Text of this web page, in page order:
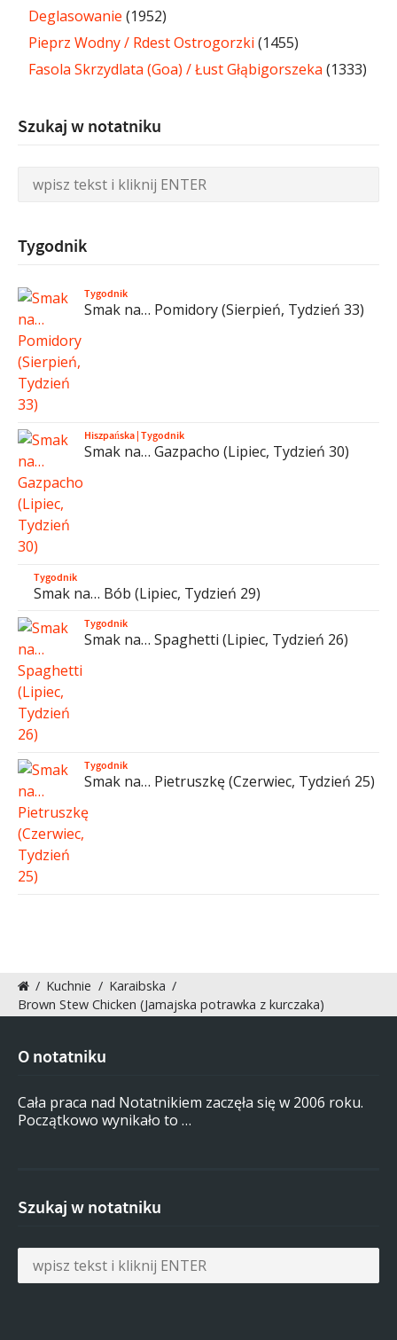
Deglasowanie (1952)
Pieprz Wodny / Rdest Ostrogorzki (1455)
Fasola Skrzydlata (Goa) / Łust Głąbigorszeka (1333)
Szukaj w notatniku
Tygodnik
Tygodnik
Smak na… Pomidory (Sierpień, Tydzień 33)
Hiszpańska|Tygodnik
Smak na… Gazpacho (Lipiec, Tydzień 30)
Tygodnik
Smak na… Bób (Lipiec, Tydzień 29)
Tygodnik
Smak na… Spaghetti (Lipiec, Tydzień 26)
Tygodnik
Smak na… Pietruszkę (Czerwiec, Tydzień 25)
/ Kuchnie / Karaibska /
Brown Stew Chicken (Jamajska potrawka z kurczaka)
O notatniku
Cała praca nad Notatnikiem zaczęła się w 2006 roku.
Początkowo wynikało to …
Szukaj w notatniku